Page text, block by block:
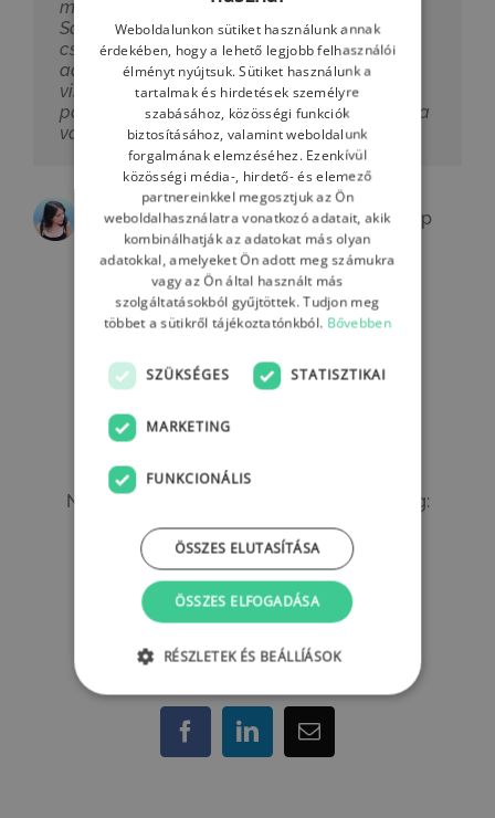
magam motiváltnak a hétköznapokban.
Sajnáltam, hogy emiatt kell itt hagynom a
csapatot, így amikor pár hónappal később
adódott egy olyan lehetőség, hogy
visszajöjjek más, hozzám jobban illő
pozícióba, nem kellett sokat gondolkodnom a
válaszon.
Janka ● Content Manager,Stylers Group
Nyitott lehetőségeinket itt tekintheted meg:
https://join.stylersgroup.hu/karrier/
FacebookLinkedInEmail:
ENGLISH
HUNGARIAN
Weboldalunkon sütiket használunk annak
érdekében, hogy a lehető legjobb felhasználói
élményt nyújtsuk. Sütiket használunk a
tartalmak és hirdetések személyre
szabásához, közösségi funkciók
biztosításához, valamint weboldalunk
forgalmának elemzéséhez. Ezenkívül
közösségi média-, hirdető- és elemező
partnereinkkel megosztjuk az Ön
weboldalhasználatra vonatkozó adatait, akik
kombinálhatják az adatokat más olyan
adatokkal, amelyeket Ön adott meg számukra
vagy az Ön által használt más
szolgáltatásokból gyűjtöttek. Tudjon meg
többet a sütikről tájékoztatónkból. Bővebben
SZÜKSÉGES STATISZTIKAI
MARKETING
FUNKCIONÁLIS
ÖSSZES ELFOGADÁSA
ÖSSZES ELUTASÍTÁSA
RÉSZLETEK ÉS BEÁLLÍÁSOK